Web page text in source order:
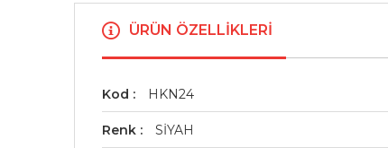
ÜRÜN ÖZELLIKLERI
Kod HKN24
Renk SİYAH